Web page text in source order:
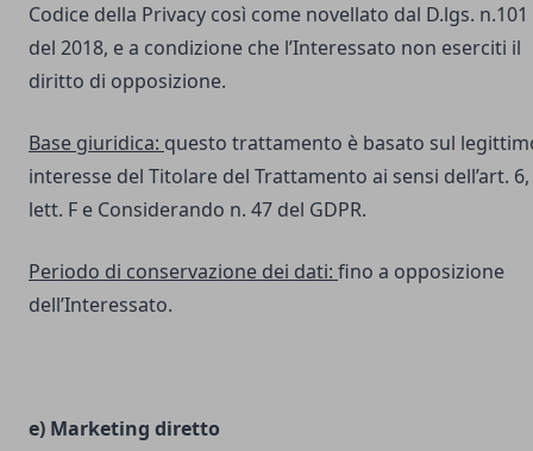
Codice della Privacy così come novellato dal D.lgs. n.101
del 2018, e a condizione che l’Interessato non eserciti il
diritto di opposizione.
Base giuridica: questo trattamento è basato sul
interesse del Titolare del Trattamento ai sensi dell’art. 6,
lett. F e Considerando n. 47 del GDPR.
Periodo di conservazione dei dati: fino a opposizione
dell’Interessato.
e) Marketing diretto